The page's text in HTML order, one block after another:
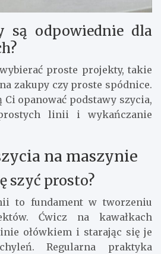
są odpowiednie dla
proste projekty, takie
zakupy czy proste spódnice.
opanować podstawy szycia,
linii i wykańczanie
na maszynie
szyć prosto?
to fundament w tworzeniu
Ćwicz na kawałkach
ołówkiem i starając się je
Regularna praktyka